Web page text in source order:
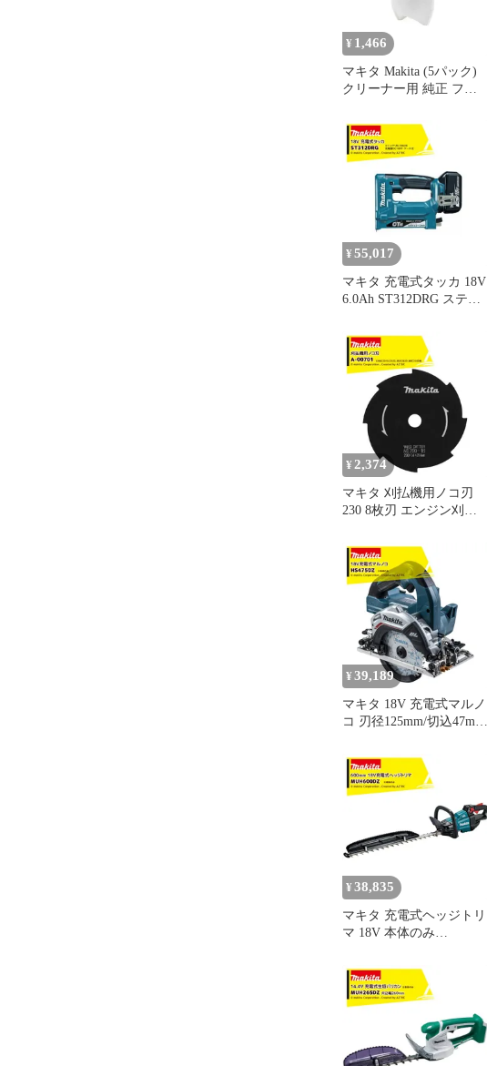
¥ 1,466
マキタ Makita (5パック)
クリーナー用 純正 フィ
セル式用 交換用 消耗品
ごみパック A-43963
¥ 55,017
マキタ 充電式タッカ 18V
6.0Ah ST312DRG ステー
ッテリBL1860B+充電器
DC18RF+ケース付 正規パ
ッケージ品
¥ 2,374
マキタ 刈払機用ノコ刃
230 8枚刃 エンジン刈払
MBC231D/232D/MUX362
D/MBC230D用 A-00701
¥ 39,189
マキタ 18V 充電式マルノ
コ 刃径125mm/切込47mm
器・ケース別売 無線連動
AWS対応 HS475DZ
¥ 38,835
マキタ 充電式ヘッジトリ
マ 18V 本体のみ
600mm 最大切断径18mm
両刃式 偏角拝み刃仕様